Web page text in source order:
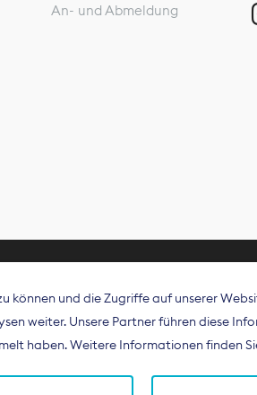
An- und Abmeldung
(BDZV) vertritt als
und digitalen Publisher in
und die Zugriffe auf unserer
weiter. Unsere Partner führen diese
haben. Weitere Informationen finden